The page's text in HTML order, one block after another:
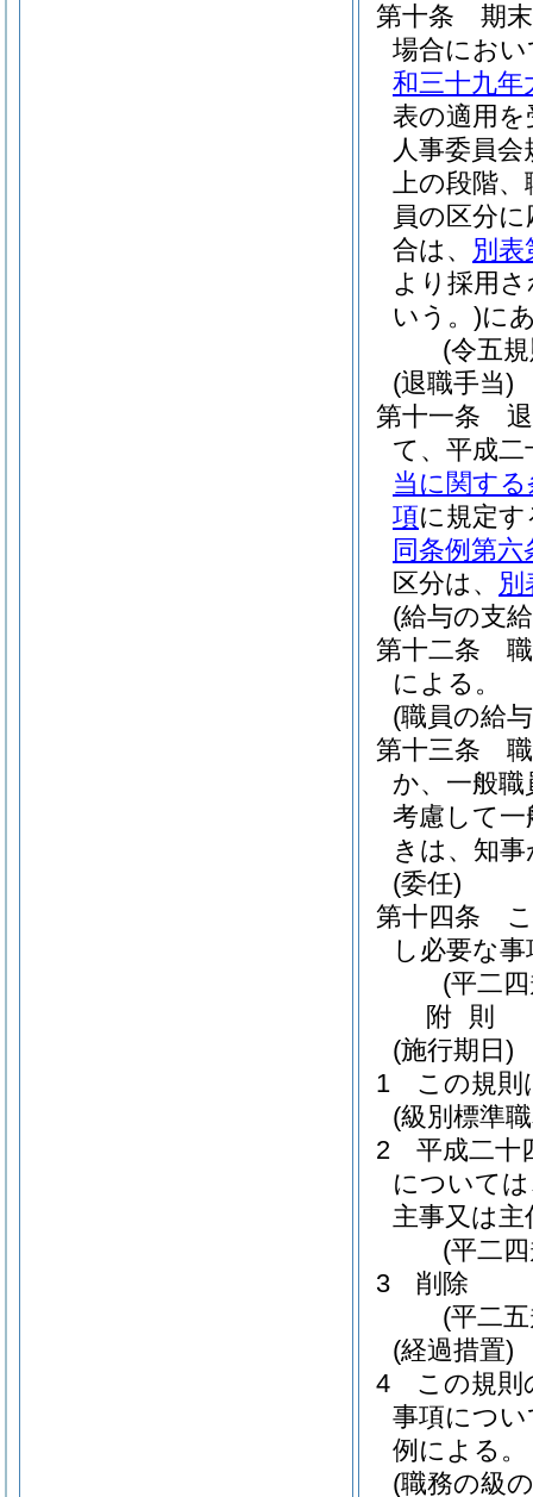
第十条
期
場合におい
和三十九年
表の適用
人事委員
上の段階
員の区分
合は、 別表
より採用
いう。)に
(令五
(退職手当)
第十一条
て、平成二
当に関する
項に規定
同条例第
区分は、 別
(給与の支
第十二条
による。
(職員の給
第十三条
か、一般
考慮して
きは、知
(委任)
第十四条
し必要な
(平二
附 則
(施行期日)
1
この規則
(級別標準
2
平成二十
について
主事又は
(平二
3
削除
(平二
(経過措置)
4
この規
事項につ
例による。
(職務の級